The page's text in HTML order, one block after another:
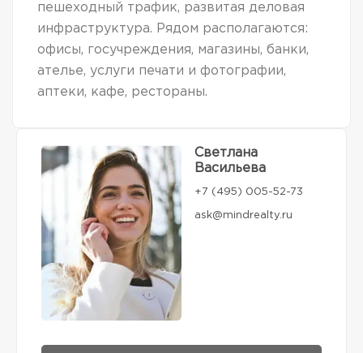
пешеходный трафик, развитая деловая
инфраструктура. Рядом располагаются:
офисы, госучреждения, магазины, банки,
ателье, услуги печати и фотографии,
аптеки, кафе, рестораны.
Светлана
Васильева
+7 (495) 005-52-73
ask@mindrealty.ru